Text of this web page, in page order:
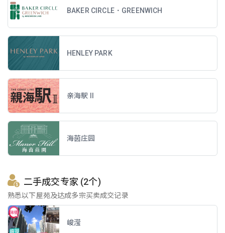
BAKER CIRCLE．GREENWICH
HENLEY PARK
亲海駅 II
海茵庄园
二手成交专家 (2个)
熟悉以下屋苑及达成多宗买卖成交记录
峻滢